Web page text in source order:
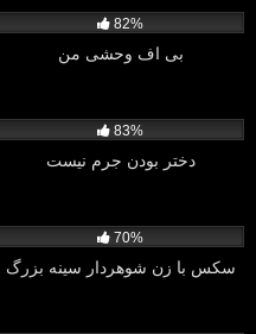
82%
بی اف وحشی من
83%
دختر بودن جرم نیست
70%
سكس با زن شوهردار سينه بزرگ